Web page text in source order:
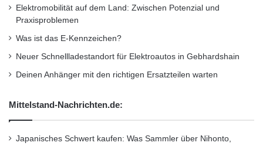
Elektromobilität auf dem Land: Zwischen Potenzial und
Praxisproblemen
Was ist das E-Kennzeichen?
Neuer Schnellladestandort für Elektroautos in Gebhardshain
Deinen Anhänger mit den richtigen Ersatzteilen warten
Mittelstand-Nachrichten.de:
Japanisches Schwert kaufen: Was Sammler über Nihonto,